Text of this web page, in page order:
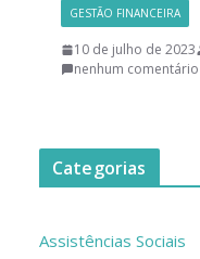
GESTÃO FINANCEIRA
10 de julho de 2023
nenhum comentário
Categorias
Assistências Sociais